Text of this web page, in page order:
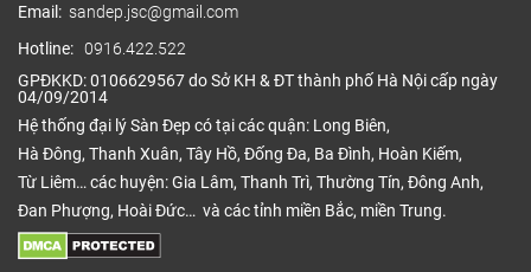
Email: sandep.jsc@gmail.com
Hotline: 0916.422.522
GPĐKKD: 0106629567 do Sở KH & ĐT thành phố Hà Nội cấp ngày
04/09/2014
Hệ thống đại lý Sàn Đẹp có tại các quận: Long Biên,
Hà Đông, Thanh Xuân, Tây Hồ, Đống Đa, Ba Đình, Hoàn Kiếm,
Từ Liêm… các huyện: Gia Lâm, Thanh Trì, Thường Tín, Đông Anh,
Đan Phượng, Hoài Đức… và các tỉnh miền Bắc, miền Trung.